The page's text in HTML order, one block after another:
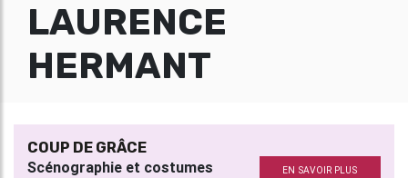
LAURENCE
HERMANT
COUP DE GRÂCE
Scénographie et costumes EN SAVOIR PLUS